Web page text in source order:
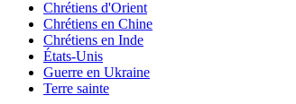
Chrétiens d'Orient
Chrétiens en Chine
Chrétiens en Inde
États-Unis
Guerre en Ukraine
Terre sainte